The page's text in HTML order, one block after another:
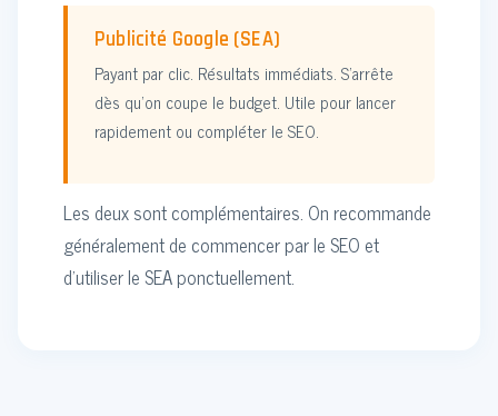
Publicité Google (SEA)
Payant par clic. Résultats immédiats. S'arrête
dès qu'on coupe le budget. Utile pour lancer
rapidement ou compléter le SEO.
Les deux sont complémentaires. On recommande
généralement de commencer par le SEO et
d'utiliser le SEA ponctuellement.